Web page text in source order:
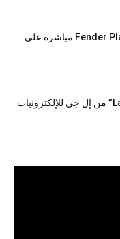
سامسونج تقدم منصة Fender Play مباشرة على